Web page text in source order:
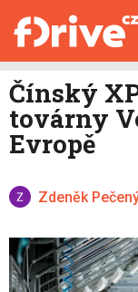
KATALOG
MAPA STANIC
DALŠÍ
HYBRIDY
E-MOTORSPORT
OSTATNÍ
Facebook
Čínský
továrny
Evropě
Zdeněk